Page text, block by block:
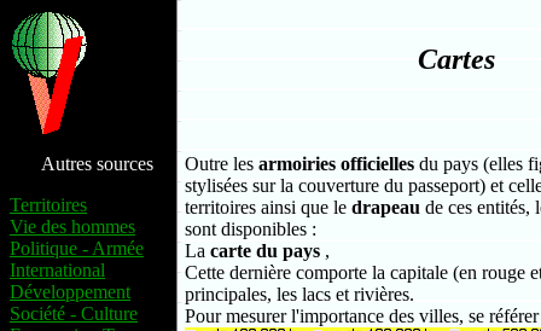
Cartes
Autres sources
Territoires
Vie des hommes
Politique - Armée
International
Développement
Société - Culture
Outre les armoiries officielles du pays (elles
stylisées sur la couverture du passeport) et
territoires ainsi que le drapeau de ces entités,
sont disponibles :
La carte du pays ,
Cette dernière comporte la capitale (en rouge
principales, les lacs et rivières.
Pour mesurer l'importance des villes, se